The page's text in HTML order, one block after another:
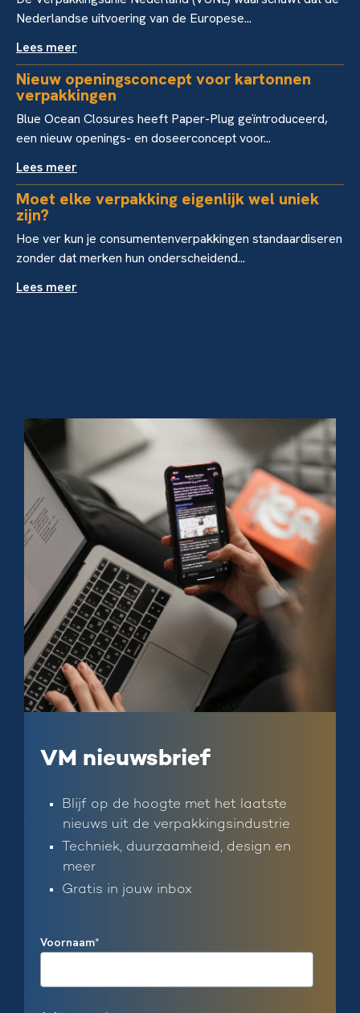
Nederlandse uitvoering van de Europese...
Lees meer
Nieuw openingsconcept voor kartonnen
verpakkingen
Blue Ocean Closures heeft Paper-Plug geïntroduceerd,
een nieuw openings- en doseerconcept voor...
Lees meer
Moet elke verpakking eigenlijk wel uniek
zijn?
Hoe ver kun je consumentenverpakkingen standaardiseren
zonder dat merken hun onderscheidend...
Lees meer
VM nieuwsbrief
Blijf op de hoogte met het laatste
nieuws uit de verpakkingsindustrie
Techniek, duurzaamheid, design en
meer
Gratis in jouw inbox
Voornaam*